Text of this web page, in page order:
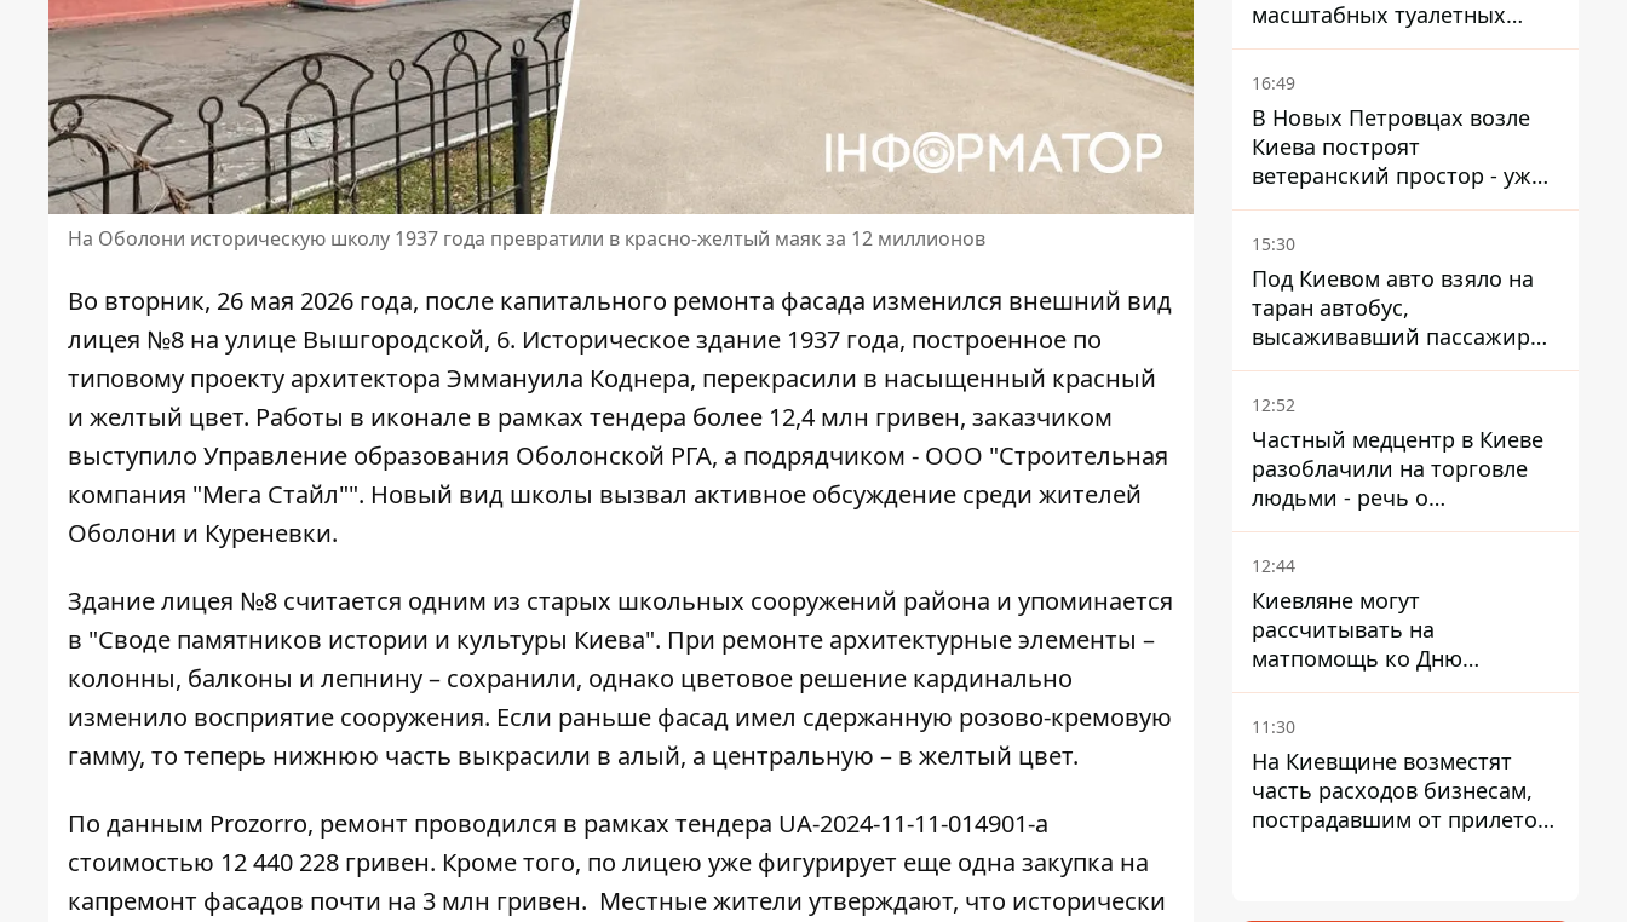
На Оболони историческую школу 1937 года превратили в красно-желтый маяк за 12 миллионов
Во вторник, 26 мая 2026 года, после капитального ремонта фасада изменился внешний вид
лицея №8 на улице Вышгородской, 6. Историческое здание 1937 года, построенное по
типовому проекту архитектора Эммануила Коднера, перекрасили в насыщенный красный
и желтый цвет. Работы в иконале в рамках тендера более 12,4 млн гривен, заказчиком
выступило Управление образования Оболонской РГА, а подрядчиком - ООО "Строительная
компания "Мега Стайл"". Новый вид школы вызвал активное обсуждение среди жителей
Оболони и Куреневки.
Здание лицея №8 считается одним из старых школьных сооружений района и упоминается
в "Своде памятников истории и культуры Киева". При ремонте архитектурные элементы –
колонны, балконы и лепнину – сохранили, однако цветовое решение кардинально
изменило восприятие сооружения. Если раньше фасад имел сдержанную розово-кремовую
гамму, то теперь нижнюю часть выкрасили в алый, а центральную – в желтый цвет.
По данным Prozorro, ремонт проводился в рамках тендера UA-2024-11-11-014901-a
стоимостью 12 440 228 гривен. Кроме того, по лицею уже фигурирует еще одна закупка на
капремонт фасадов почти на 3 млн гривен. Местные жители утверждают, что исторически
масштабных туалетных
схем с фиктивным домом
16:49
В Новых Петровцах возле
Киева построят
ветеранский простор - уже
нашли проектанта
15:30
Под Киевом авто взяло на
таран автобус,
высаживавший пассажиров
на остановке - пассажир в
больнице
12:52
Частный медцентр в Киеве
разоблачили на торговле
людьми - речь о
суррогатном материнстве
12:44
Киевляне могут
рассчитывать на
матпомощь ко Дню
независимости - кому ее
дадут
11:30
На Киевщине возместят
часть расходов бизнесам,
пострадавшим от прилетов